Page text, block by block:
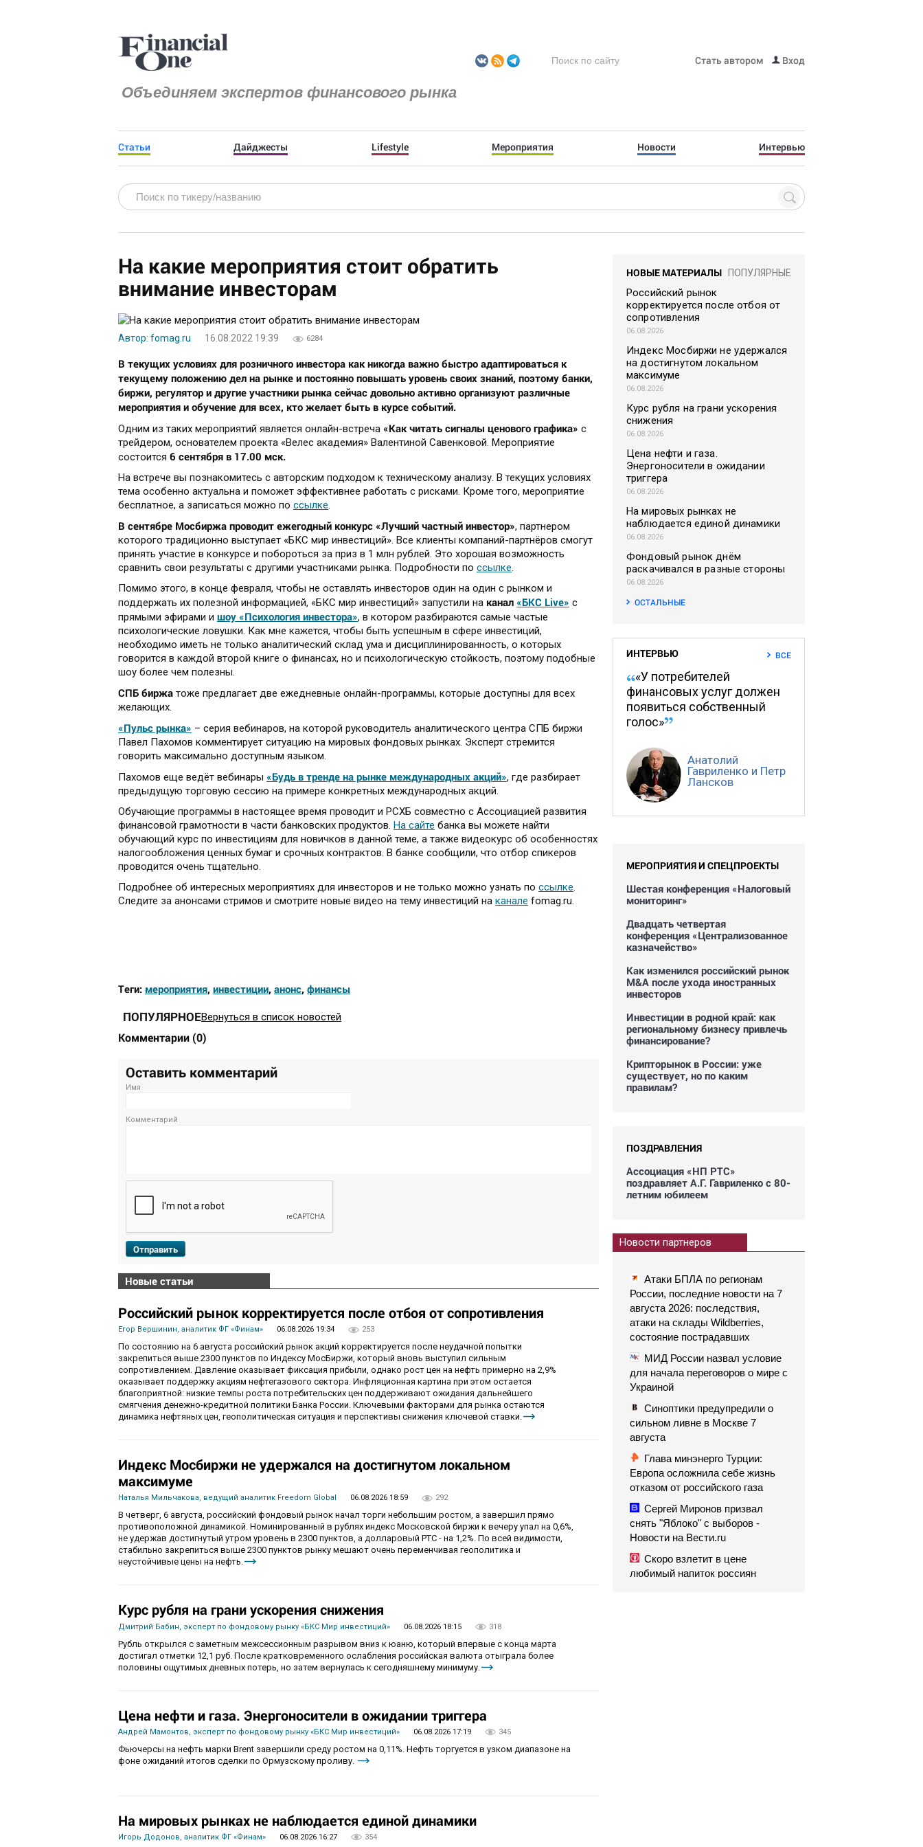
Объединяем экспертов финансового рынка
Стать автором Вход
Статьи Дайджесты Lifestyle Мероприятия Новости Интервью
На какие мероприятия стоит обратить
внимание инвесторам
Автор: fomag.ru 16.08.2022 19:39 6284
В текущих условиях для розничного инвестора как никогда важно быстро адаптироваться к
текущему положению дел на рынке и постоянно повышать уровень своих знаний, поэтому банки,
биржи, регулятор и другие участники рынка сейчас довольно активно организуют различные
мероприятия и обучение для всех, кто желает быть в курсе событий.
Одним из таких мероприятий является онлайн-встреча «Как читать сигналы ценового графика» с
трейдером, основателем проекта «Велес академия» Валентиной Савенковой. Мероприятие
состоится 6 сентября в 17.00 мск.
На встрече вы познакомитесь с авторским подходом к техническому анализу. В текущих условиях
тема особенно актуальна и поможет эффективнее работать с рисками. Кроме того, мероприятие
бесплатное, а записаться можно по ссылке.
В сентябре Мосбиржа проводит ежегодный конкурс «Лучший частный инвестор», партнером
которого традиционно выступает «БКС мир инвестиций». Все клиенты компаний-партнёров смогут
принять участие в конкурсе и побороться за приз в 1 млн рублей. Это хорошая возможность
сравнить свои результаты с другими участниками рынка. Подробности по ссылке.
Помимо этого, в конце февраля, чтобы не оставлять инвесторов один на один с рынком и
поддержать их полезной информацией, «БКС мир инвестиций» запустили на канал «БКС Live» с
прямыми эфирами и шоу «Психология инвестора», в котором разбираются самые частые
психологические ловушки. Как мне кажется, чтобы быть успешным в сфере инвестиций,
необходимо иметь не только аналитический склад ума и дисциплинированность, о которых
говорится в каждой второй книге о финансах, но и психологическую стойкость, поэтому подобные
шоу более чем полезны.
СПБ биржа тоже предлагает две ежедневные онлайн-программы, которые доступны для всех
желающих.
«Пульс рынка» – серия вебинаров, на которой руководитель аналитического центра СПБ биржи
Павел Пахомов комментирует ситуацию на мировых фондовых рынках. Эксперт стремится
говорить максимально доступным языком.
Пахомов еще ведёт вебинары «Будь в тренде на рынке международных акций», где разбирает
предыдущую торговую сессию на примере конкретных международных акций.
Обучающие программы в настоящее время проводит и РСХБ совместно с Ассоциацией развития
финансовой грамотности в части банковских продуктов. На сайте банка вы можете найти
обучающий курс по инвестициям для новичков в данной теме, а также видеокурс об особенностях
налогообложения ценных бумаг и срочных контрактов. В банке сообщили, что отбор спикеров
проводится очень тщательно.
Подробнее об интересных мероприятиях для инвесторов и не только можно узнать по ссылке.
Следите за анонсами стримов и смотрите новые видео на тему инвестиций на канале fomag.ru.
Теги: мероприятия, инвестиции, анонс, финансы
ПОПУЛЯРНОЕВернуться в список новостей
Комментарии (0)
Оставить комментарий
Имя
Комментарий
Отправить
Новые статьи
Российский рынок корректируется после отбоя от сопротивления
Егор Вершинин, аналитик ФГ «Финам» 06.08.2026 19:34 253
По состоянию на 6 августа российский рынок акций корректируется после неудачной попытки
закрепиться выше 2300 пунктов по Индексу МосБиржи, который вновь выступил сильным
сопротивлением. Давление оказывает фиксация прибыли, однако рост цен на нефть примерно на 2,9%
оказывает поддержку акциям нефтегазового сектора. Инфляционная картина при этом остается
благоприятной: низкие темпы роста потребительских цен поддерживают ожидания дальнейшего
смягчения денежно-кредитной политики Банка России. Ключевыми факторами для рынка остаются
динамика нефтяных цен, геополитическая ситуация и перспективы снижения ключевой ставки.
Индекс Мосбиржи не удержался на достигнутом локальном
максимуме
Наталья Мильчакова, ведущий аналитик Freedom Global 06.08.2026 18:59 292
В четверг, 6 августа, российский фондовый рынок начал торги небольшим ростом, а завершил прямо
противоположной динамикой. Номинированный в рублях индекс Московской биржи к вечеру упал на 0,6%,
не удержав достигнутый утром уровень в 2300 пунктов, а долларовый РТС - на 1,2%. По всей видимости,
стабильно закрепиться выше 2300 пунктов рынку мешают очень переменчивая геополитика и
неустойчивые цены на нефть.
Курс рубля на грани ускорения снижения
Дмитрий Бабин, эксперт по фондовому рынку «БКС Мир инвестиций» 06.08.2026 18:15 318
Рубль открылся с заметным межсессионным разрывом вниз к юаню, который впервые с конца марта
достигал отметки 12,1 руб. После кратковременного ослабления российская валюта отыграла более
половины ощутимых дневных потерь, но затем вернулась к сегодняшнему минимуму.
Цена нефти и газа. Энергоносители в ожидании триггера
Андрей Мамонтов, эксперт по фондовому рынку «БКС Мир инвестиций» 06.08.2026 17:19 345
Фьючерсы на нефть марки Brent завершили среду ростом на 0,11%. Нефть торгуется в узком диапазоне на
фоне ожиданий итогов сделки по Ормузскому проливу.
На мировых рынках не наблюдается единой динамики
Игорь Додонов, аналитик ФГ «Финам» 06.08.2026 16:27 354
НОВЫЕ МАТЕРИАЛЫ ПОПУЛЯРНЫЕ
Российский рынок
корректируется после отбоя от
сопротивления
06.08.2026
Индекс Мосбиржи не удержался
на достигнутом локальном
максимуме
06.08.2026
Курс рубля на грани ускорения
снижения
06.08.2026
Цена нефти и газа.
Энергоносители в ожидании
триггера
06.08.2026
На мировых рынках не
наблюдается единой динамики
06.08.2026
Фондовый рынок днём
раскачивался в разные стороны
06.08.2026
ОСТАЛЬНЫЕ
ИНТЕРВЬЮ ВСЕ
«У потребителей
финансовых услуг должен
появиться собственный
голос»
Анатолий
Гавриленко и Петр
Лансков
МЕРОПРИЯТИЯ И СПЕЦПРОЕКТЫ
Шестая конференция «Налоговый
мониторинг»
Двадцать четвертая
конференция «Централизованное
казначейство»
Как изменился российский рынок
M&A после ухода иностранных
инвесторов
Инвестиции в родной край: как
региональному бизнесу привлечь
финансирование?
Крипторынок в России: уже
существует, но по каким
правилам?
ПОЗДРАВЛЕНИЯ
Ассоциация «НП РТС»
поздравляет А.Г. Гавриленко с 80-
летним юбилеем
Новости партнеров
Атаки БПЛА по регионам
России, последние новости на 7
августа 2026: последствия,
атаки на склады Wildberries,
состояние пострадавших
МИД России назвал условие
для начала переговоров о мире с
Украиной
Синоптики предупредили о
сильном ливне в Москве 7
августа
Глава минэнерго Турции:
Европа осложнила себе жизнь
отказом от российского газа
Сергей Миронов призвал
снять "Яблоко" с выборов -
Новости на Вести.ru
Скоро взлетит в цене
любимый напиток россиян